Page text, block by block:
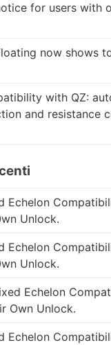
for users with
now shows
with QZ:
and resistance
Echelon
Unlock.
Echelon
Unlock.
Echelon
Own Unlock.
Echelon